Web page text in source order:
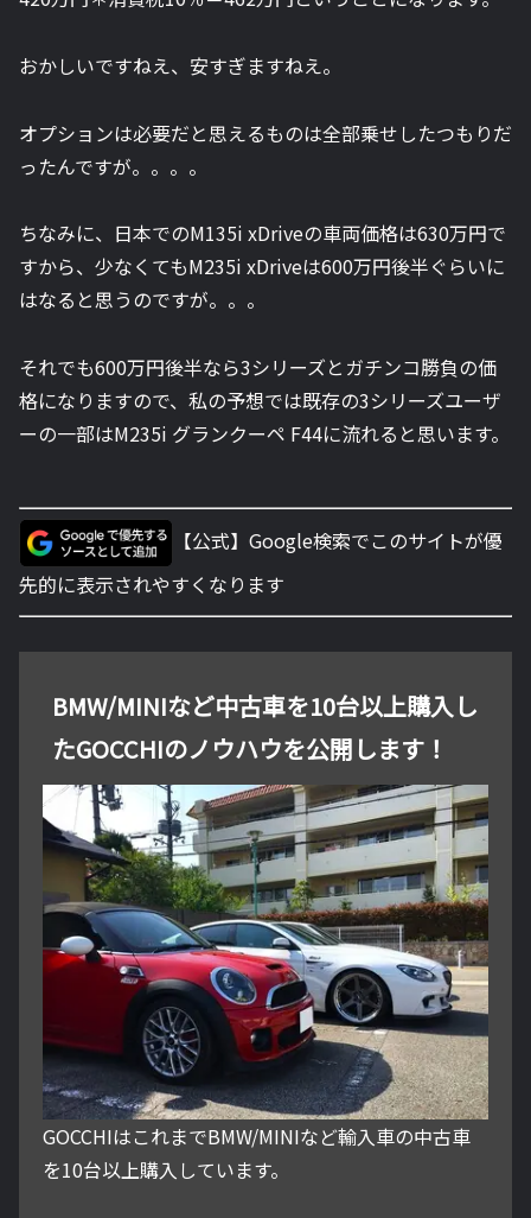
おかしいですねえ、安すぎますねえ。
オプションは必要だと思えるものは全部乗せしたつもりだ
ったんですが。。。。
ちなみに、日本でのM135i xDriveの車両価格は630万円で
すから、少なくてもM235i xDriveは600万円後半ぐらいに
はなると思うのですが。。。
それでも600万円後半なら3シリーズとガチンコ勝負の価
格になりますので、私の予想では既存の3シリーズユーザ
ーの一部はM235i グランクーペ F44に流れると思います。
【公式】Google検索でこのサイトが優
先的に表示されやすくなります
BMW/MINIなど中古車を10台以上購入し
たGOCCHIのノウハウを公開します！
GOCCHIはこれまでBMW/MINIなど輸入車の中古車
を10台以上購入しています。